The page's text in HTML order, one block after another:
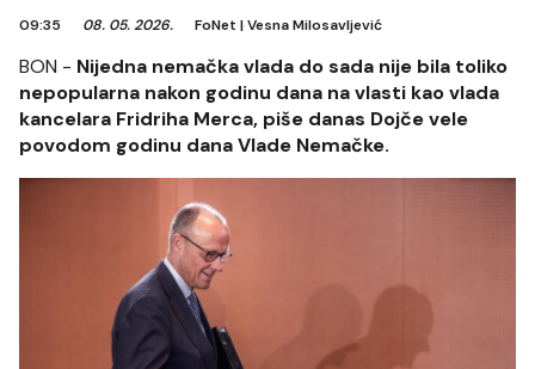
09:35 08. 05. 2026. FoNet |Vesna Milosavljević
BON - Nijedna nemačka vlada do sada nije bila toliko
nepopularna nakon godinu dana na vlasti kao vlada
kancelara Fridriha Merca, piše danas Dojče vele
povodom godinu dana Vlade Nemačke.